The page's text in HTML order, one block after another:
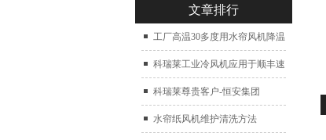
文章排行
工厂高温30多度用水帘风机降温
科瑞莱工业冷风机应用于顺丰速
运仓库通风降温
科瑞莱尊贵客户-恒安集团
水帘纸风机维护清洗方法